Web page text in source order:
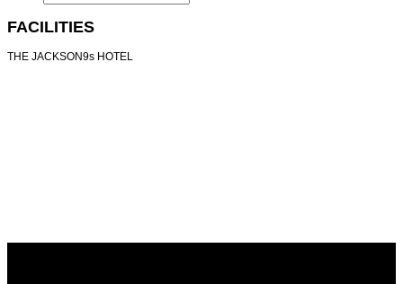
FACILITIES
THE JACKSON9s HOTEL